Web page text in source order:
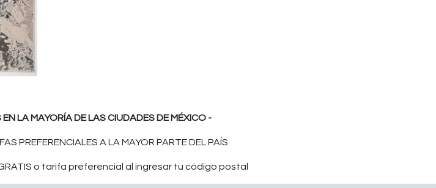
LA MAYORÍA DE LAS CIUDADES DE MÉXICO -
PREFERENCIALES A LA MAYOR PARTE DEL PAÍS
o tarifa preferencial al ingresar tu código postal